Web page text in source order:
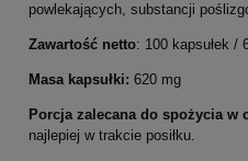
powlekających, substancji
Zawartość netto: 100 kapsułek /
Masa kapsułki: 620 mg
Porcja zalecana do spożycia w
najlepiej w trakcie posiłku.